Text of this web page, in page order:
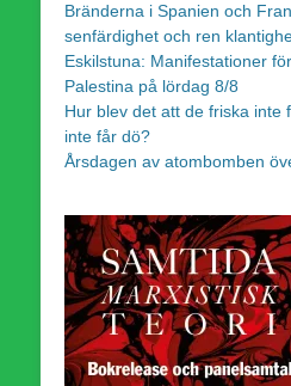
Bränderna i Spanien och
senfärdighet och ren
Eskilstuna: Manifestationer
Palestina på lördag 8/8
Hur blev det att de friska inte
inte får dö?
Årsdagen av atombomben